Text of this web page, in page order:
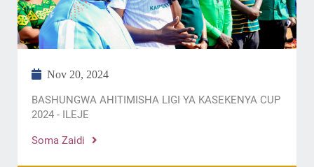
Nov 20, 2024
BASHUNGWA AHITIMISHA LIGI YA KASEKENYA CUP
2024 - ILEJE
Soma Zaidi